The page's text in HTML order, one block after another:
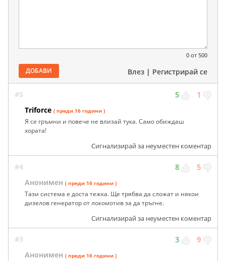
0 от 500
ДОБАВИ Влез | Регистрирай се
#5 5 1
Triforce ( преди 16 години )
Я се гръмни и повече не влизай тука. Само обиждаш
хората!
Сигнализирай за неуместен коментар
#4 8 5
Анонимен ( преди 16 години )
Тази система е доста тежка. Ще трябва да сложат и някои
дизелов генератор от локомотив за да тръгне.
Сигнализирай за неуместен коментар
#3 3 9
Анонимен ( преди 16 години )